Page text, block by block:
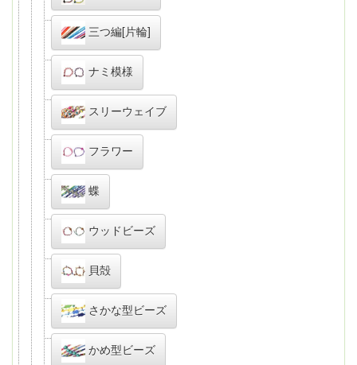
三つ編[片輪]
ナミ模様
スリーウェイブ
フラワー
蝶
ウッドビーズ
貝殻
さかな型ビーズ
かめ型ビーズ